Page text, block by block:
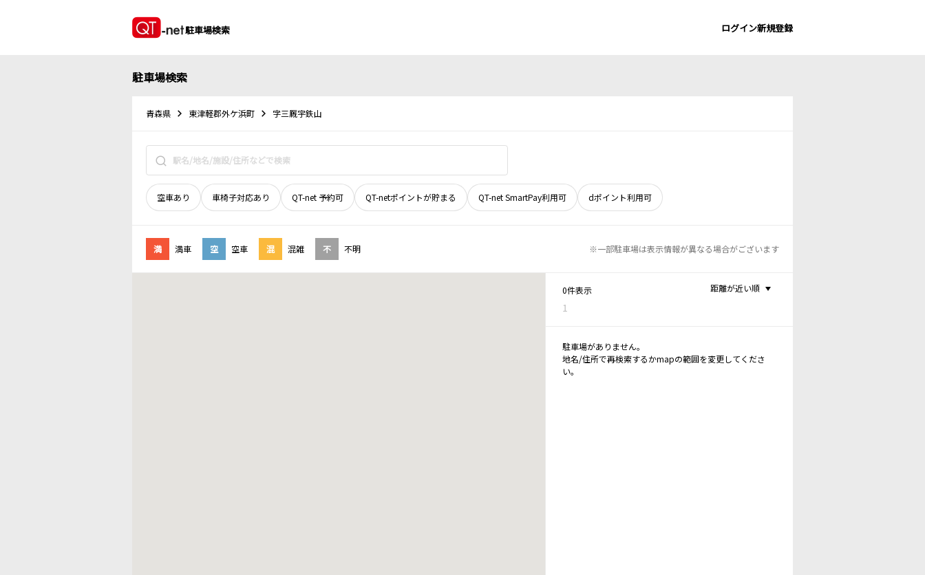
駐車場検索 ログイン新規登録
駐車場検索
青森県 東津軽郡外ケ浜町 字三厩宇鉄山
空車あり 車椅子対応あり QT-net 予約可 QT-netポイントが貯まる QT-net SmartPay利用可 dポイント利用可
満 満車 空 空車 混 混雑 不 不明 ※一部駐車場は表示情報が異なる場合がございます
0件表示
1
距離が近い順
駐車場がありません。
地名/住所で再検索するかmapの範囲を変更してくださ
い。